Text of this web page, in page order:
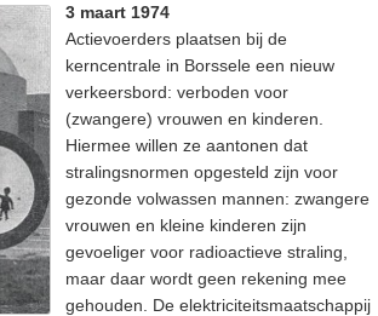
3 maart 1974
Actievoerders plaatsen bij de
kerncentrale in Borssele een nieuw
verkeersbord: verboden voor
(zwangere) vrouwen en kinderen.
Hiermee willen ze aantonen dat
stralingsnormen opgesteld zijn voor
gezonde volwassen mannen: zwangere
vrouwen en kleine kinderen zijn
gevoeliger voor radioactieve straling,
maar daar wordt geen rekening mee
gehouden. De elektriciteitsmaatschappij